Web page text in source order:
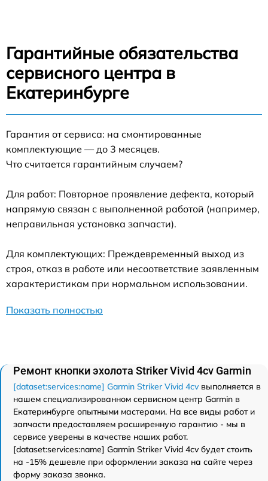
Гарантийные обязательства
сервисного центра в
Екатеринбурге
Гарантия от сервиса: на смонтированные
комплектующие — до 3 месяцев.
Что считается гарантийным случаем?
Для работ: Повторное проявление дефекта, который
напрямую связан с выполненной работой (например,
неправильная установка запчасти).
Для комплектующих: Преждевременный выход из
строя, отказ в работе или несоответствие заявленным
характеристикам при нормальном использовании.
Показать полностью
Ремонт кнопки эхолота Striker Vivid 4cv Garmin
[dataset:services:name] Garmin Striker Vivid 4cvвыполняется в
нашем специализированном сервисном центр Garmin в
Екатеринбурге опытными мастерами. На все виды работ и
запчасти предоставляем расширенную гарантию - мы в
сервисе уверены в качестве наших работ.
[dataset:services:name] Garmin Striker Vivid 4cv будет стоить
на -15% дешевле при оформлении заказа на сайте через
форму заказа звонка.